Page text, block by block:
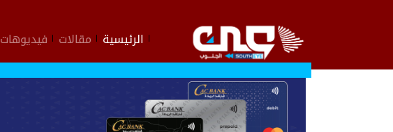
الرئيسية مقالات فيديوهات